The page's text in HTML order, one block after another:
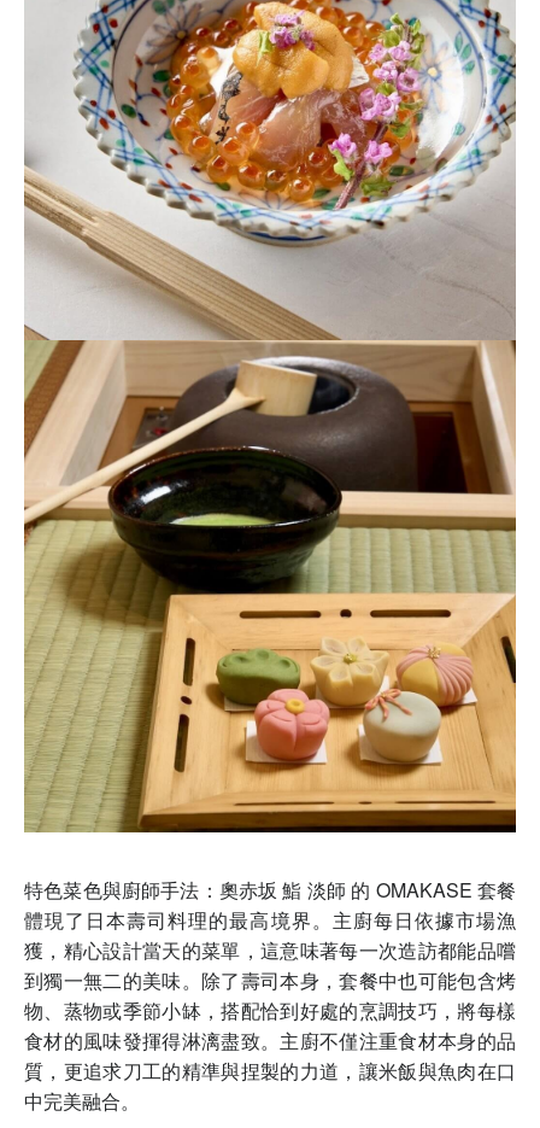
特色菜色與廚師手法：奧赤坂 鮨 淡師 的 OMAKASE 套餐
體現了日本壽司料理的最高境界。主廚每日依據市場漁
獲，精心設計當天的菜單，這意味著每一次造訪都能品嚐
到獨一無二的美味。除了壽司本身，套餐中也可能包含烤
物、蒸物或季節小缽，搭配恰到好處的烹調技巧，將每樣
食材的風味發揮得淋漓盡致。主廚不僅注重食材本身的品
質，更追求刀工的精準與捏製的力道，讓米飯與魚肉在口
中完美融合。